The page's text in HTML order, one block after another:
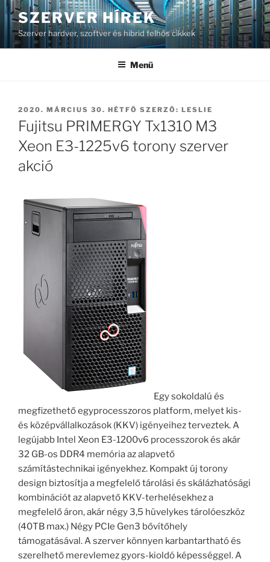
Tartalomhoz
SZERVER HÍREK
Szerver hardver, szoftver és hibrid felhős cikkek
Menü
BEKÜLDVE:
2020. MÁRCIUS 30. HÉTFŐ SZERZŐ: LESLIE
Fujitsu PRIMERGY Tx1310 M3
Xeon E3-1225v6 torony szerver
akció
Egy sokoldalú és
megfizethető egyprocesszoros platform, melyet kis-
és középvállalkozások (KKV) igényeihez terveztek. A
legújabb Intel Xeon E3-1200v6 processzorok és akár
32 GB-os DDR4 memória az alapvető
számítástechnikai igényekhez. Kompakt új torony
design biztosítja a megfelelő tárolási és skálázhatósági
kombinációt az alapvető KKV-terhelésekhez a
megfelelő áron, akár négy 3,5 hüvelykes tárolóeszköz
(40TB max.) Négy PCIe Gen3 bővítőhely
támogatásával. A szerver könnyen karbantartható és
szerelhető merevlemez gyors-kioldó képességgel. A